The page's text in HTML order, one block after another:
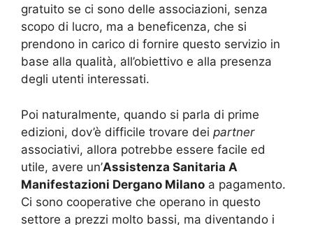
gratuito se ci sono delle associazioni, senza
scopo di lucro, ma a beneficenza, che si
prendono in carico di fornire questo servizio in
base alla qualità, all’obiettivo e alla presenza
degli utenti interessati.
Poi naturalmente, quando si parla di prime
edizioni, dov’è difficile trovare dei partner
associativi, allora potrebbe essere facile ed
utile, avere un’Assistenza Sanitaria A
Manifestazioni Dergano Milano a pagamento.
Ci sono cooperative che operano in questo
settore a prezzi molto bassi, ma diventando i